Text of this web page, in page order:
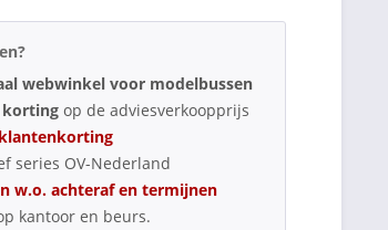
webwinkel voor modelbussen
kortingop de adviesverkoopprijs
series OV-Nederland
w.o. achteraf en termijnen
kantoor en beurs.